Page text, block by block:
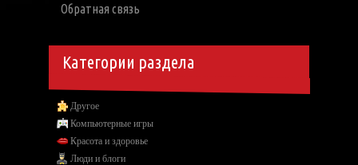
Обратная связь
Категории раздела
Другое
Компьютерные игры
Красота и здоровье
Люди и блоги